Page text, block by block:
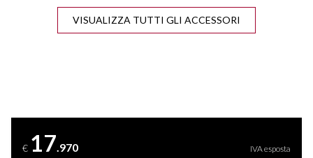
APPLE CARPLAY & ANDROID AUTO
CLIMA AUTOMATICO
VISUALIZZA TUTTI GLI ACCESSORI
€ 17.970 IVA esposta